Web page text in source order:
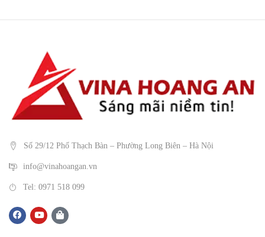
Số 29/12 Phố Thạch Bàn – Phường Long Biên – Hà Nội
info@vinahoangan.vn
Tel: 0971 518 099